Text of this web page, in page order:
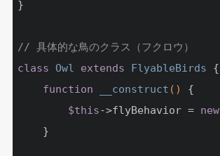
}
// 具体的な鳥のクラス（フクロウ）
class
Owl extends FlyableBirds
{
function
__construct ()
{
$this->flyBehavior = new